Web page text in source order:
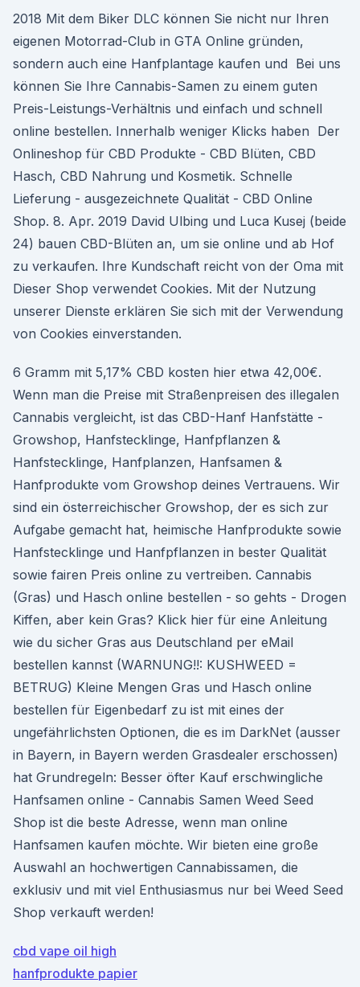
2018 Mit dem Biker DLC können Sie nicht nur Ihren
eigenen Motorrad-Club in GTA Online gründen,
sondern auch eine Hanfplantage kaufen und Bei uns
können Sie Ihre Cannabis-Samen zu einem guten
Preis-Leistungs-Verhältnis und einfach und schnell
online bestellen. Innerhalb weniger Klicks haben Der
Onlineshop für CBD Produkte - CBD Blüten, CBD
Hasch, CBD Nahrung und Kosmetik. Schnelle
Lieferung - ausgezeichnete Qualität - CBD Online
Shop. 8. Apr. 2019 David Ulbing und Luca Kusej (beide
24) bauen CBD-Blüten an, um sie online und ab Hof
zu verkaufen. Ihre Kundschaft reicht von der Oma mit
Dieser Shop verwendet Cookies. Mit der Nutzung
unserer Dienste erklären Sie sich mit der Verwendung
von Cookies einverstanden.
6 Gramm mit 5,17% CBD kosten hier etwa 42,00€.
Wenn man die Preise mit Straßenpreisen des illegalen
Cannabis vergleicht, ist das CBD-Hanf Hanfstätte -
Growshop, Hanfstecklinge, Hanfpflanzen &
Hanfstecklinge, Hanfplanzen, Hanfsamen &
Hanfprodukte vom Growshop deines Vertrauens. Wir
sind ein österreichischer Growshop, der es sich zur
Aufgabe gemacht hat, heimische Hanfprodukte sowie
Hanfstecklinge und Hanfpflanzen in bester Qualität
sowie fairen Preis online zu vertreiben. Cannabis
(Gras) und Hasch online bestellen - so gehts - Drogen
Kiffen, aber kein Gras? Klick hier für eine Anleitung
wie du sicher Gras aus Deutschland per eMail
bestellen kannst (WARNUNG!!: KUSHWEED =
BETRUG) Kleine Mengen Gras und Hasch online
bestellen für Eigenbedarf zu ist mit eines der
ungefährlichsten Optionen, die es im DarkNet (ausser
in Bayern, in Bayern werden Grasdealer erschossen)
hat Grundregeln: Besser öfter Kauf erschwingliche
Hanfsamen online - Cannabis Samen Weed Seed
Shop ist die beste Adresse, wenn man online
Hanfsamen kaufen möchte. Wir bieten eine große
Auswahl an hochwertigen Cannabissamen, die
exklusiv und mit viel Enthusiasmus nur bei Weed Seed
Shop verkauft werden!
cbd vape oil high
hanfprodukte papier